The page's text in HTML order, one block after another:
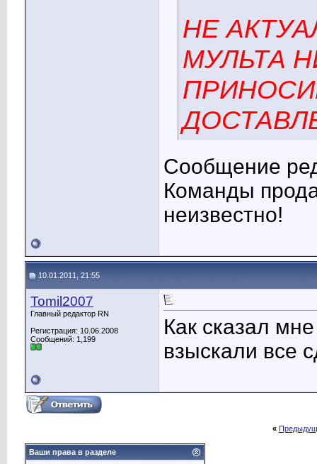
НЕ
МУЛЬТА
Сообщение
Команды
неизвестно!
10.01.2011, 21:55
Tomil2007
Главный редактор RN
Регистрация: 10.06.2008
Сообщений: 1,199
Как сказал
взыскали все
«
Ваши права в разделе